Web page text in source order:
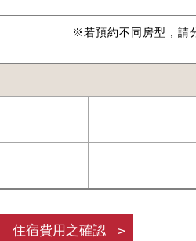
※若預約不同房型，請
住宿費用之確認